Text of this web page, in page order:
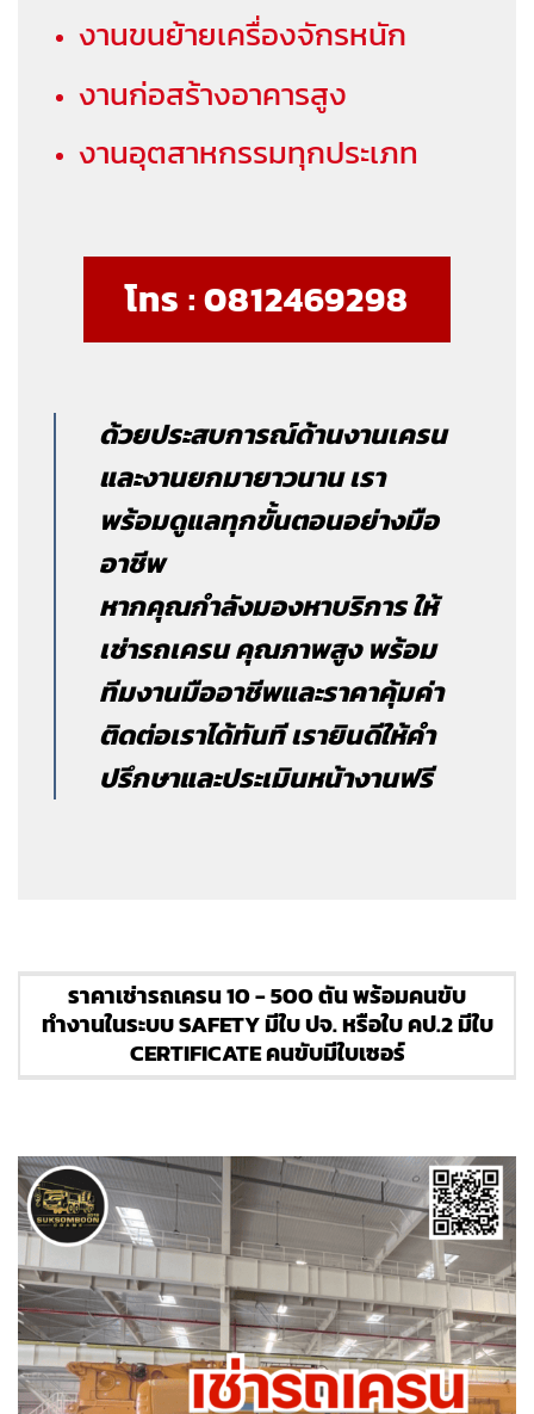
งานขนย้ายเครื่องจักรหนัก
งานก่อสร้างอาคารสูง
งานอุตสาหกรรมทุกประเภท
โทร : 0812469298
ด้วยประสบการณ์ด้านงานเครน
และงานยกมายาวนาน เรา
พร้อมดูแลทุกขั้นตอนอย่างมือ
อาชีพ
หากคุณกำลังมองหาบริการ ให้
เช่ารถเครน คุณภาพสูง พร้อม
ทีมงานมืออาชีพและราคาคุ้มค่า
ติดต่อเราได้ทันที เรายินดีให้คำ
ปรึกษาและประเมินหน้างานฟรี
ราคาเช่ารถเครน 10 - 500 ตัน พร้อมคนขับ
ทำงานในระบบ SAFETY มีใบ ปจ. หรือใบ คป.2 มีใบ
CERTIFICATE คนขับมีใบเซอร์